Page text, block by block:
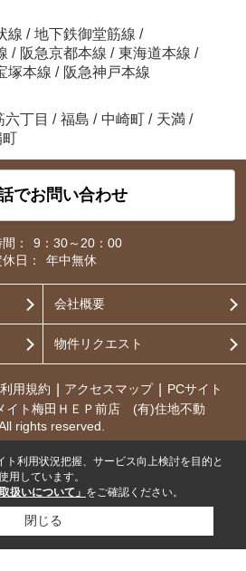
線 / 地下鉄御堂筋線 /
/ 阪急京都本線 / 東海道本線 /
塚本線 / 阪急神戸本線
六丁目 / 福島 / 中崎町 / 天満 /
町
でお問い合わせ
：
9：30～20：00
日：
年中無休
会社概要
物件リクエスト
利用規約 アクセスマップ
PCサイト
イト梅田ＨＥＰ前店 (有)住地不動
rights reserved.
ト利用状況把握、サービス向上検討を目的と
用しています。
扱いについて」 をご確認ください。
閉じる